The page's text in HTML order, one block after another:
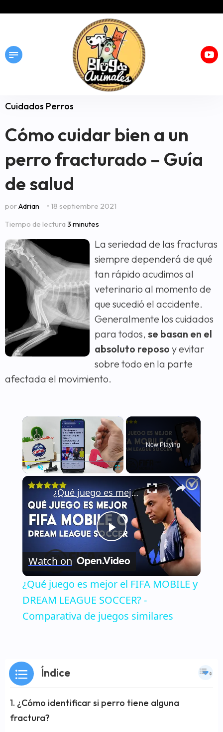
Cuidados Perros
Cómo cuidar bien a un
perro fracturado – Guía
de salud
porAdrian
• 18 septiembre 2021
Tiempo de lectura 3 minutes
La seriedad de las fracturas
siempre dependerá de qué
tan rápido acudimos al
veterinario al momento de
que sucedió el accidente.
Generalmente los cuidados
para todos, se basan en el
absoluto reposo y evitar
sobre todo en la parte
afectada el movimiento.
×
Now Playing
×
Play
Video
¿Qué juego es mejor el FIFA MOBILE y DREAM LEAGUE SOCCER? - Comparativa de juegos similares
Watch on
¿Qué juego es mejor el FIFA MOBILE y
DREAM LEAGUE SOCCER? -
Comparativa de juegos similares
Índice
¿Cómo identificar si perro tiene alguna
fractura?